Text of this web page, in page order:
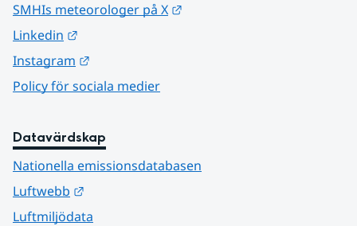
SMHIs meteorologer på X
Linkedin
Instagram
Policy för sociala medier
Datavärdskap
Nationella emissionsdatabasen
Luftwebb
Luftmiljödata